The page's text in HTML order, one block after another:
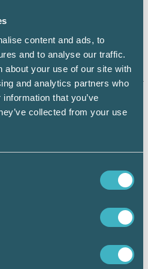
content and ads, to
and to analyse our traffic.
about your use of our site with
and analytics partners who
that you’ve
collected from your use
som
mellan mallen
Det är väldigt viktigt att
skriftliga rutinen och
den överensstämmer med
verksamheten, samt
uppdateras! Glöm ej att
enligt beskrivningen i
kan du göra dig
riskerar genom att inte
om penningtvätt
som du